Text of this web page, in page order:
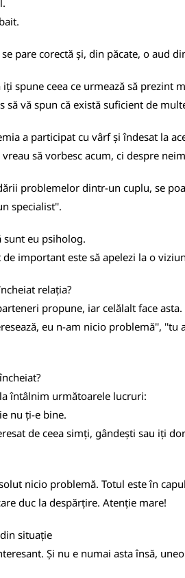
pare corectă și, din păcate, o aud
spune ceea ce urmează să prezint
să vă spun că există suficient de
a participat cu vârf și îndesat la
să vorbesc acum, ci despre
problemelor dintr-un cuplu, se
specialist''.
sunt eu psiholog.
important este să apelezi la o
relația?
propune, iar celălalt face asta.
eu n-am nicio problemă'',
întâlnim următoarele lucruri:
nu ți-e bine.
de ceea simți, gândești sau iți
nicio problemă. Totul este în
duc la despărțire. Atenție mare!
situație
Și nu e numai asta însă,